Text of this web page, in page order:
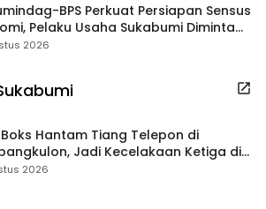
BPS Perkuat Persiapan Sensus
Pelaku Usaha Sukabumi Diminta
Beri Data
2026
Hantam Tiang Telepon di
Jadi Kecelakaan Ketiga di
Sama
2026